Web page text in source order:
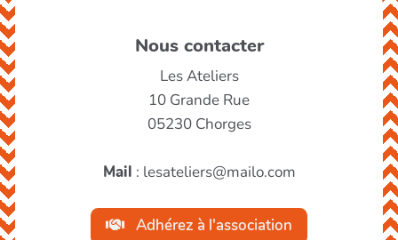
Nous contacter
Les Ateliers
10 Grande Rue
05230 Chorges
Mail : lesateliers@mailo.com
Adhérez à l'association